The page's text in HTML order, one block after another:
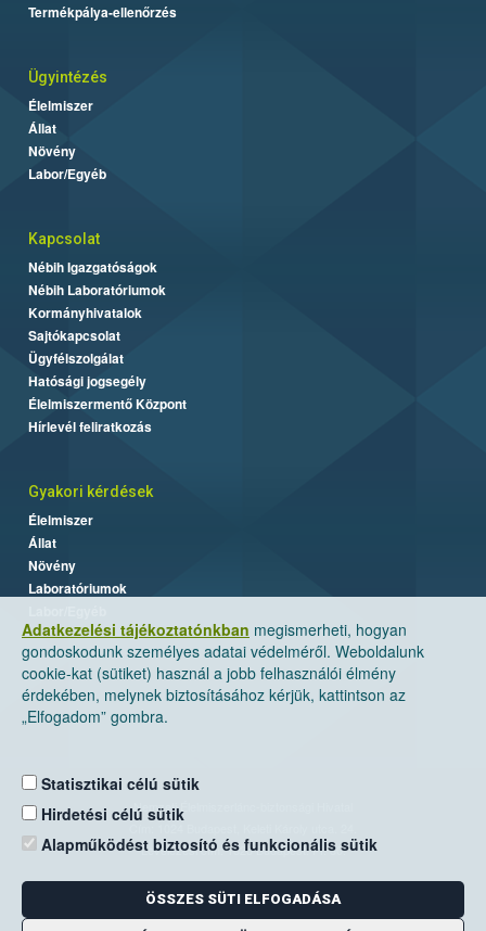
Adatkezelési tájékoztatónkban megismerheti, hogyan
gondoskodunk személyes adatai védelméről. Weboldalunk
cookie-kat (sütiket) használ a jobb felhasználói élmény
érdekében, melynek biztosításához kérjük, kattintson az
„Elfogadom” gombra.
Statisztikai célú sütik
Hirdetési célú sütik
Alapműködést biztosító és funkcionális sütik
ÖSSZES SÜTI ELFOGADÁSA
Termékpálya-ellenőrzés
Ügyintézés
Élelmiszer
Állat
Növény
Labor/Egyéb
Kapcsolat
Nébih Igazgatóságok
Nébih Laboratóriumok
Kormányhivatalok
Sajtókapcsolat
Ügyfélszolgálat
Hatósági jogsegély
Élelmiszermentő Központ
Hírlevél feliratkozás
Gyakori kérdések
Élelmiszer
Állat
Növény
Laboratóriumok
Nemzeti Élelmiszerlánc-biztonsági Hivatal
Levelezési cím: 1525 Budapest. Pf. 30.
E-mail:ugyfelszolgalat@nebih.gov.hu